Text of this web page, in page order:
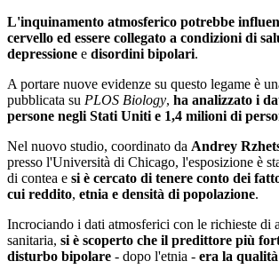
L'inquinamento atmosferico potrebbe
cervello ed essere collegato a condizioni di
depressione e disordini bipolari.
A portare nuove evidenze su questo legame è
pubblicata su PLOS Biology, ha analizzato i
persone negli Stati Uniti e 1,4 milioni di
Nel nuovo studio, coordinato da Andrey
presso l'Università di Chicago, l'esposizione è
di contea e si è cercato di tenere conto dei
cui reddito, etnia e densità di popolazione.
Incrociando i dati atmosferici con le richieste di
sanitaria, si è scoperto che il predittore più
disturbo bipolare - dopo l'etnia - era la